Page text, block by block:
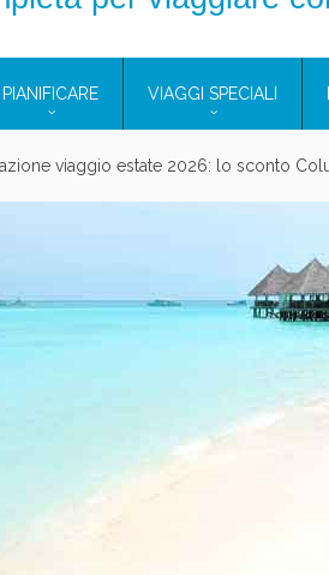
PIANIFICARE VIAGGI SPECIALI
solidi in viaggio: i prodotti che hanno
Villaggio per famiglie in
Vacanze in
CONSIGLI